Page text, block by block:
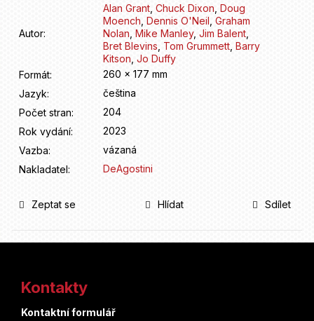
Autor:
Alan Grant, Chuck Dixon, Doug
Moench, Dennis O'Neil, Graham
Nolan, Mike Manley, Jim Balent,
Bret Blevins, Tom Grummett, Barry
Kitson, Jo Duffy
Formát:
260 x 177 mm
Jazyk:
čeština
Počet stran:
204
Rok vydání:
2023
Vazba:
vázaná
Nakladatel: DeAgostini
Zeptat se Hlídat Sdílet
e
Kontakty
Kontaktní formulář